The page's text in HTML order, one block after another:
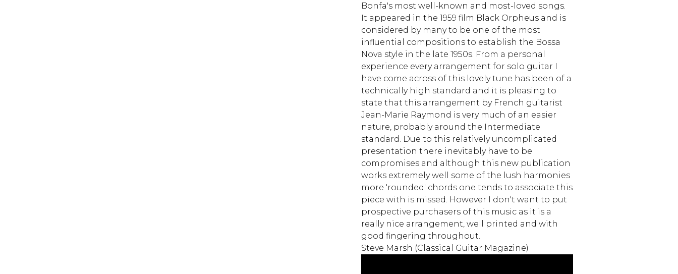
Bonfa's most well-known and most-loved songs.
It appeared in the 1959 film Black Orpheus and is
considered by many to be one of the most
influential compositions to establish the Bossa
Nova style in the late 1950s. From a personal
experience every arrangement for solo guitar I
have come across of this lovely tune has been of a
technically high standard and it is pleasing to
state that this arrangement by French guitarist
Jean-Marie Raymond is very much of an easier
nature, probably around the Intermediate
standard. Due to this relatively uncomplicated
presentation there inevitably have to be
compromises and although this new publication
works extremely well some of the lush harmonies
more 'rounded' chords one tends to associate this
piece with is missed. However I don't want to put
prospective purchasers of this music as it is a
really nice arrangement, well printed and with
good fingering throughout.
Steve Marsh (Classical Guitar Magazine)